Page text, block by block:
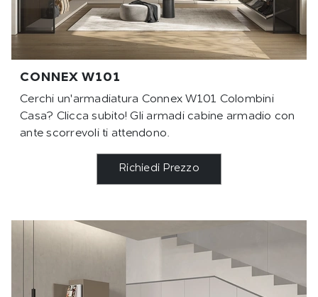
CONNEX W101
Cerchi un'armadiatura Connex W101 Colombini
Casa? Clicca subito! Gli armadi cabine armadio con
ante scorrevoli ti attendono.
Richiedi Prezzo